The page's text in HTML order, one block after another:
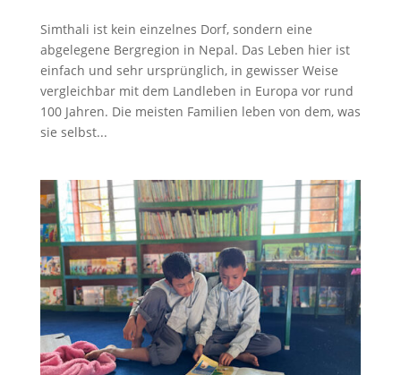
Simthali ist kein einzelnes Dorf, sondern eine
abgelegene Bergregion in Nepal. Das Leben hier ist
einfach und sehr ursprünglich, in gewisser Weise
vergleichbar mit dem Landleben in Europa vor rund
100 Jahren. Die meisten Familien leben von dem, was
sie selbst...